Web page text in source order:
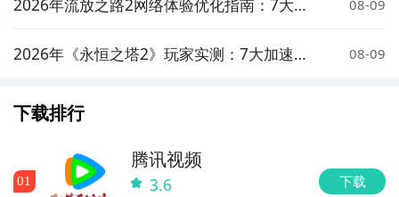
2026年流放之路2网络体验优化指南：7大加
08-09
2026年《永恒之塔2》玩家实测：7大加速器
08-09
下载排行
01
腾讯视频
3.6 下载